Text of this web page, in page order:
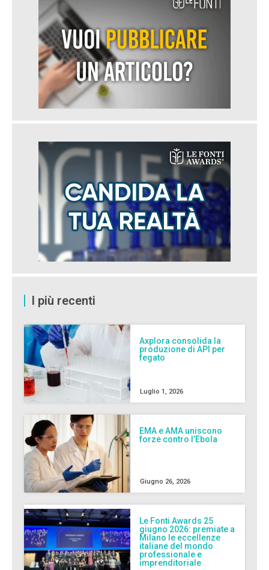
I più recenti
Axplora consolida la
produzione di API per
fegato
Luglio 1, 2026
EMA e AMA uniscono
forze contro l’Ebola
Giugno 26, 2026
Le Fonti Awards 25
giugno 2026: premiate a
Milano le eccellenze
italiane del mondo
professionale e
imprenditoriale